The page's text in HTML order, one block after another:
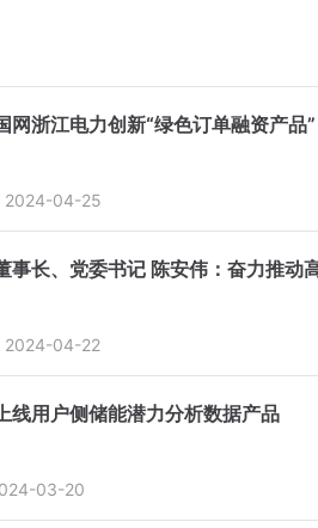
网浙江电力创新“绿色订单融资产品”
2024-04-25
事长、党委书记 陈安伟：奋力推
2024-04-22
线用户侧储能潜力分析数据产品
03-20